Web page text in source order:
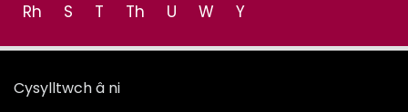
Rh
S T Th U W Y
Cysylltwch â ni